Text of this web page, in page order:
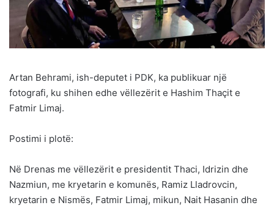
Artan Behrami, ish-deputet i PDK, ka publikuar një
fotografi, ku shihen edhe vëllezërit e Hashim Thaçit e
Fatmir Limaj.
Postimi i plotë:
Në Drenas me vëllezërit e presidentit Thaci, Idrizin dhe
Nazmiun, me kryetarin e komunës, Ramiz Lladrovcin,
kryetarin e Nismës, Fatmir Limaj, mikun, Nait Hasanin dhe